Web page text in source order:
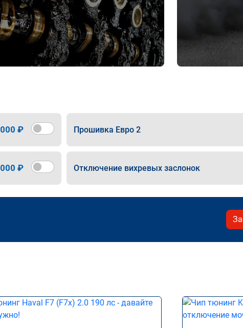
₽ Прошивка Евро 2
₽ Отключение вихревых заслонок